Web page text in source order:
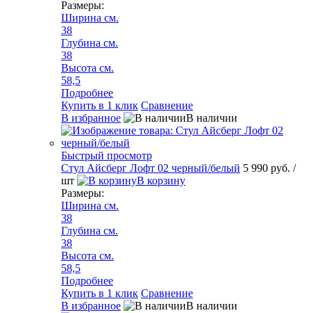
Размеры:
Ширина см.
38
Глубина см.
38
Высота см.
58,5
Подробнее
Купить в 1 клик Сравнение
В избранное
В наличии
Быстрый просмотр
Стул Айсберг Лофт 02 черный/белый 5 990 руб. /
шт
В корзину
Размеры:
Ширина см.
38
Глубина см.
38
Высота см.
58,5
Подробнее
Купить в 1 клик Сравнение
В избранное
В наличии